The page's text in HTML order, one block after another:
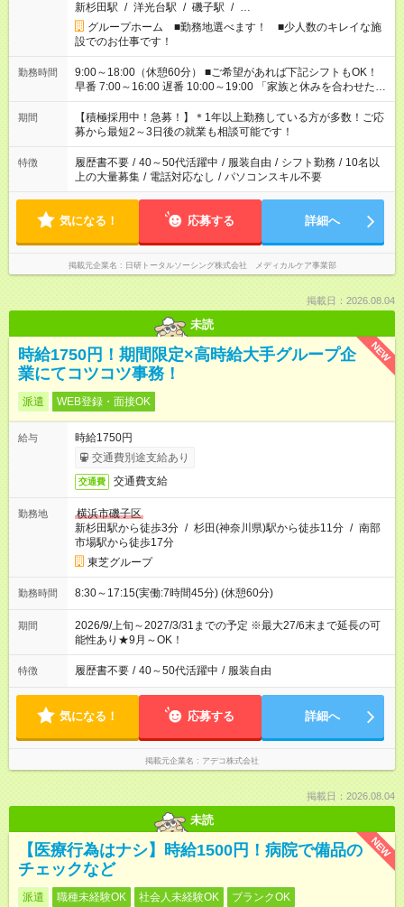
新杉田駅 / 洋光台駅 / 磯子駅 / …
グループホーム ■勤務地選べます！ ■少人数のキレイな施
設でのお仕事です！
勤務時間
9:00～18:00（休憩60分） ■ご希望があれば下記シフトもOK！
早番 7:00～16:00 遅番 10:00～19:00 「家族と休みを合わせた
い」 「余裕を持って夕飯の準備がしたい」 「できれば残業はし
たくない」 など、ご希望を教えてくださいね。 ※Wワーク希望
の方へ 今ご覧のお仕事で希望する勤務時間と、もう1つのお仕事
の勤務時間。 合計で週40時間を超える場合は応募できません。
期間
【積極採用中！急募！】＊1年以上勤務している方が多数！ご応
募から最短2～3日後の就業も相談可能です！
特徴 履歴書不要 / 40～50代活躍中 / 服装自由 / シフト勤務 / 10名以
上の大量募集 / 電話対応なし / パソコンスキル不要
気になる！ 応募する 詳細へ
掲載元企業名 日研トータルソーシング株式会社 メディカルケア事業部
掲載日：2026.08.04
未読
NEW
時給1750円！期間限定×高時給大手グループ企
業にてコツコツ事務！
派遣 WEB登録・面接OK
給与
時給1750円
交通費別途支給あり
交通費 交通費支給
勤務地
横浜市磯子区
新杉田駅から徒歩3分 / 杉田(神奈川県)駅から徒歩11分 / 南部
市場駅から徒歩17分
東芝グループ
勤務時間 8:30～17:15(実働:7時間45分) (休憩60分)
期間
2026/9/上旬～2027/3/31までの予定 ※最大27/6末まで延長の可
能性あり★9月～OK！
特徴 履歴書不要 / 40～50代活躍中 / 服装自由
気になる！ 応募する 詳細へ
掲載元企業名 アデコ株式会社
掲載日：2026.08.04
未読
NEW
【医療行為はナシ】時給1500円！病院で備品の
チェックなど
派遣 職種未経験OK 社会人未経験OK
ブランクOK